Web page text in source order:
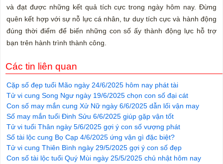
và đạt được những kết quả tích cực trong ngày hôm nay. Đừng
quên kết hợp với sự nỗ lực cá nhân, tư duy tích cực và hành động
đúng thời điểm để biến những con số ấy thành động lực hỗ trợ
bạn trên hành trình thành công.
Các tin liên quan
Cặp số đẹp tuổi Mão ngày 24/6/2025 hôm nay phát tài
Tử vi cung Song Ngư ngày 19/6/2025 chọn con số đại cát
Con số may mắn cung Xử Nữ ngày 6/6/2025 dẫn lối vận may
Số may mắn tuổi Đinh Sửu 6/6/2025 giúp gặp vận tốt
Tử vi tuổi Thân ngày 5/6/2025 gợi ý con số vượng phát
Số tài lộc cung Bọ Cạp 4/6/2025 ứng vận gì đặc biệt?
Tử vi cung Thiên Bình ngày 29/5/2025 gợi ý con số đẹp
Con số tài lộc tuổi Quý Mùi ngày 25/5/2025 chủ nhật hôm nay